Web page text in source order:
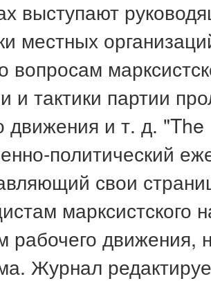
выступают
местных
вопросам
и тактики партии
движения и т. д.
политический
свои
рабочего движения,
Журнал